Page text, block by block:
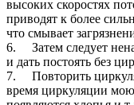
высоких скоростях
приводят к более
что смывает
6. Затем следует
и дать постоять без
7. Повторить
время циркуляции